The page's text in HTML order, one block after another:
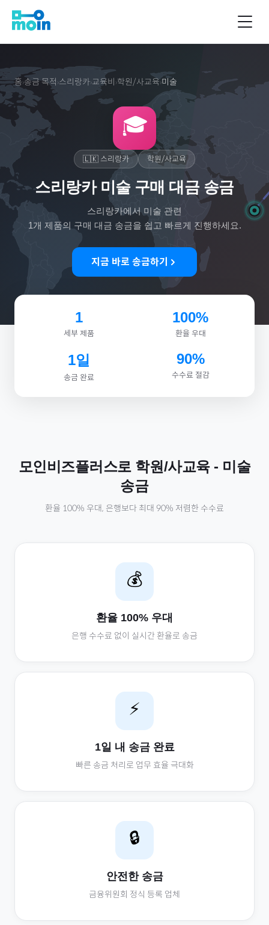
홈›송금 목적 ›스리랑카›교육비 ›학원/사교육›미술
🎓
🇱🇰스리랑카 학원/사교육
스리랑카 미술 구매 대금 송금
스리랑카에서 미술 관련
1개 제품의 구매 대금 송금을 쉽고 빠르게 진행하세요.
지금 바로 송금하기
1
세부 제품
100%
환율 우대
1일
송금 완료
90%
수수료 절감
모인비즈플러스로 학원/사교육- 미술
송금
환율 100% 우대, 은행보다 최대 90% 저렴한 수수료
💰
환율 100% 우대
은행 수수료 없이 실시간 환율로 송금
⚡
1일 내 송금 완료
빠른 송금 처리로 업무 효율 극대화
🔒
안전한 송금
금융위원회 정식 등록 업체